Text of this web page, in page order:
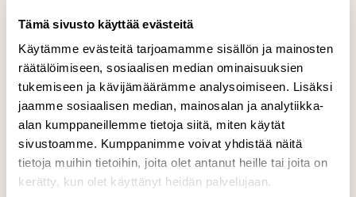
Tämä sivusto käyttää evästeitä
Käytämme evästeitä tarjoamamme sisällön ja mainosten
räätälöimiseen, sosiaalisen median ominaisuuksien
tukemiseen ja kävijämäärämme analysoimiseen. Lisäksi
jaamme sosiaalisen median, mainosalan ja analytiikka-
alan kumppaneillemme tietoja siitä, miten käytät
sivustoamme. Kumppanimme voivat yhdistää näitä
tietoja muihin tietoihin, joita olet antanut heille tai joita on
kerätty, kun olet käyttänyt heidän palvelujaan.
Nokkosperhonen
Paistatteli soratiellä iltapäiväauringossa.
Valokuvaaja: Risto Kangassalo, Hauninen, Raisio
20.9.2025